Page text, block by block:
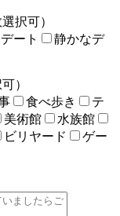
択可）
ート
静かなデ
）
食べ歩き
テ
美術館
水族館
ビリヤード
ゲー